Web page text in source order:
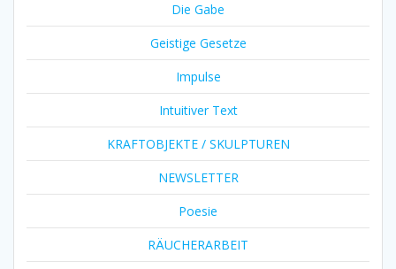
Die Gabe
Geistige Gesetze
Impulse
Intuitiver Text
KRAFTOBJEKTE / SKULPTUREN
NEWSLETTER
Poesie
RÄUCHERARBEIT